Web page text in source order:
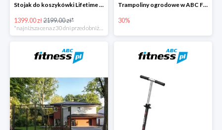
Stojak do koszykówki Lifetime NEW YORK 90000
1399.00 zł2199.00 zł*
Trampoliny ogrodowe w ABC Fitness do -30%
30%